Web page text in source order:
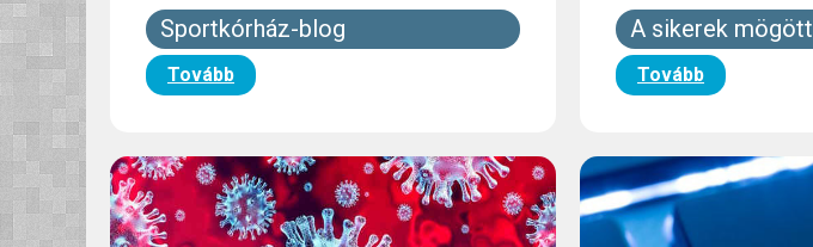
Sportkórház-blog
Tovább
A sikerek mögött
Tovább